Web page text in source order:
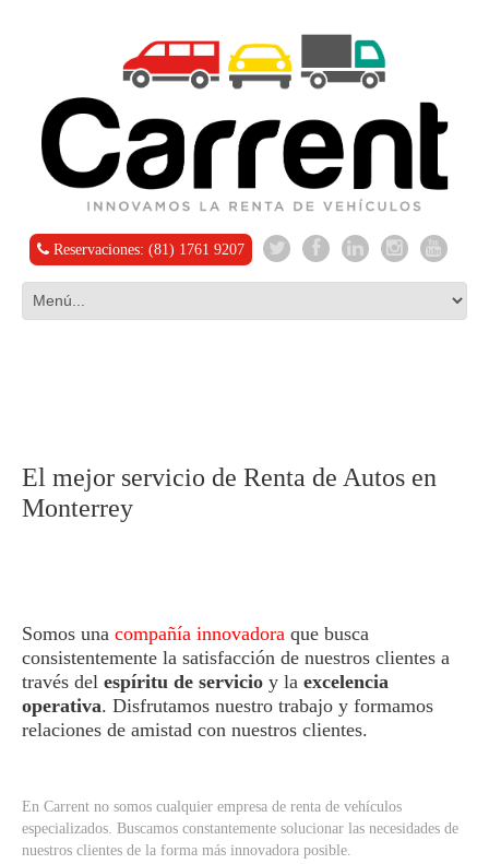
Reservaciones: (81) 1761 9207
El mejor servicio de Renta de Autos en
Monterrey
Somos una compañía innovadora que busca
consistentemente la satisfacción de nuestros clientes a
través del espíritu de servicio y la excelencia
operativa. Disfrutamos nuestro trabajo y formamos
relaciones de amistad con nuestros clientes.
En Carrent no somos cualquier empresa de renta de vehículos
especializados. Buscamos constantemente solucionar las necesidades de
nuestros clientes de la forma más innovadora posible.